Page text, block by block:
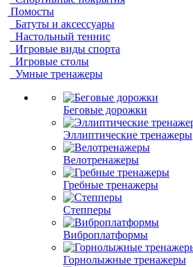
Помосты
Батуты и аксессуары
Настольный теннис
Игровые виды спорта
Игровые столы
Умные тренажеры
Беговые дорожки
Эллиптические тренажеры
Велотренажеры
Гребные тренажеры
Степперы
Виброплатформы
Горнолыжные тренажеры